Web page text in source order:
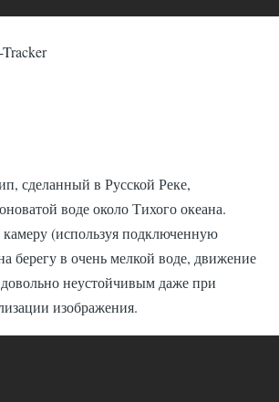
сделанный в Русской Реке,
воде около Тихого океана.
(используя подключенную
берегу в очень мелкой воде, движение
неустойчивым даже при
изображения.